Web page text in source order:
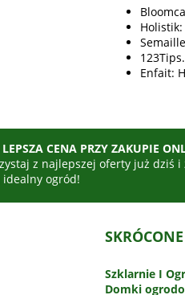
Enfait:
CENA PRZY ZAKUPIE
z najlepszej oferty już dziś i
idealny ogród!
Szklarnie I
Domki